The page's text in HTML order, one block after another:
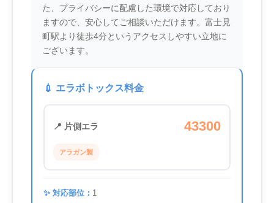
た、プライバシーに配慮した環境で対応しており
ますので、安心してご相談いただけます。富士見
町駅より徒歩4分というアクセスしやすい立地に
ございます。
💉 エラボトックス料金
📍 片側エラ 43300
アラガン製
✨ 対応部位： 1